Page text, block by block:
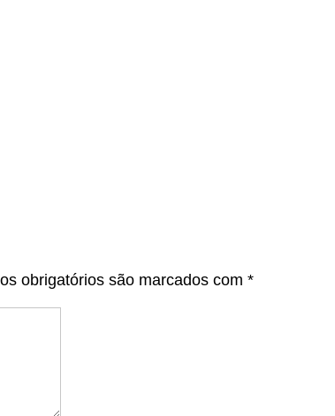
obrigatórios são marcados com *